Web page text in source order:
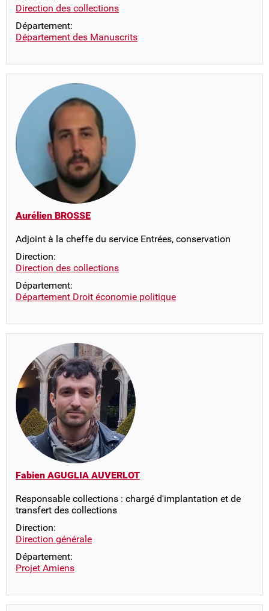
Direction des collections
Département:
Département des Manuscrits
Aurélien BROSSE
Adjoint à la cheffe du service Entrées, conservation
Direction:
Direction des collections
Département:
Département Droit économie politique
Fabien AGUGLIA AUVERLOT
Responsable collections : chargé d'implantation et de
transfert des collections
Direction:
Direction générale
Département:
Projet Amiens